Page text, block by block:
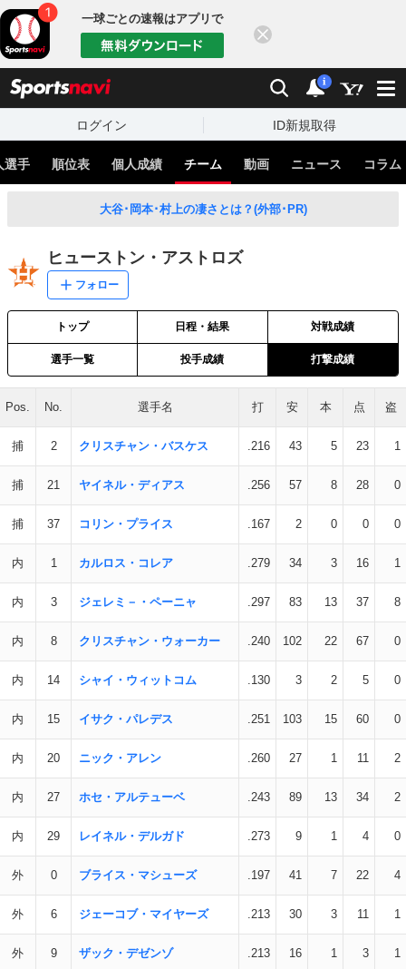
一球ごとの速報はアプリで
検索 通知
i
ログイン ID新規取得
選手 順位表 個人成績 チーム 動画 ニュース コラム
大谷･岡本･村上の凄さとは？(外部･PR)
ヒューストン・アストロズ
フォロー
トップ 日程・結果 対戦成績
選手一覧 投手成績 打撃成績
Pos. No. 選手名 打 安 本 点 盗
捕 2 クリスチャン・バスケス .216 43 5 23 1
捕 21 ヤイネル・ディアス .256 57 8 28 0
捕 37 コリン・プライス .167 2 0 0 0
内 1 カルロス・コレア .279 34 3 16 1
内 3 ジェレミ－・ペーニャ .297 83 13 37 8
内 8 クリスチャン・ウォーカー .240 102 22 67 0
内 14 シャイ・ウィットコム .130 3 2 5 0
内 15 イサク・パレデス .251 103 15 60 0
内 20 ニック・アレン .260 27 1 11 2
内 27 ホセ・アルテューベ .243 89 13 34 2
内 29 レイネル・デルガド .273 9 1 4 0
外 0 ブライス・マシューズ .197 41 7 22 4
外 6 ジェーコブ・マイヤーズ .213 30 3 11 1
外 9 ザック・デゼンゾ .213 16 1 3 1